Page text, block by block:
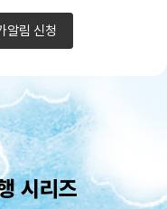
알림 신청
시리즈